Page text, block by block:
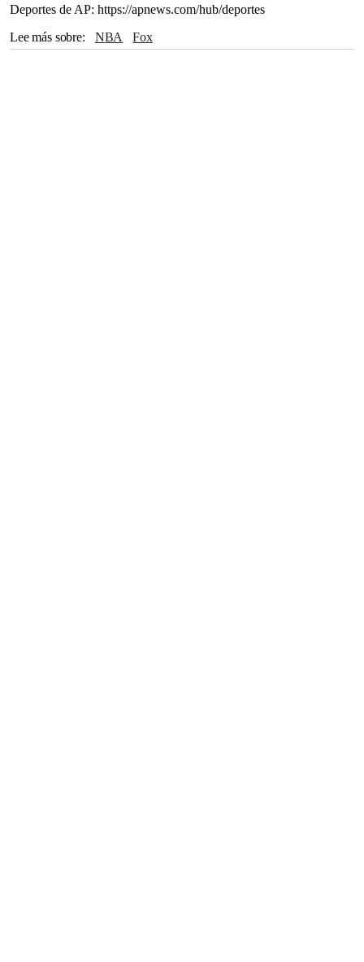
Deportes de AP: https://apnews.com/hub/deportes
Lee más sobre
NBA Fox